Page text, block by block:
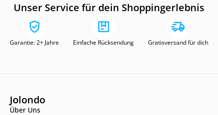
Unser Service für dein Shoppingerlebnis
Garantie: 2+ Jahre Einfache Rücksendung Gratisversand für dich
Jolondo
Über Uns